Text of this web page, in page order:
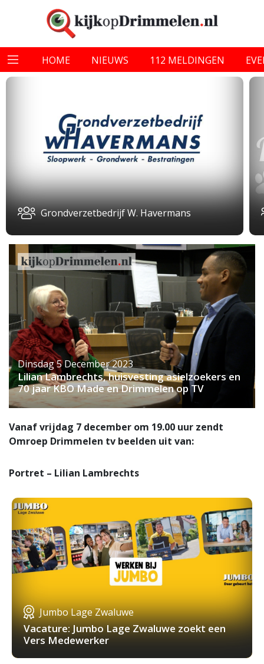
HOME NIEUWS 112 MELDINGEN
Grondverzetbedrijf W. Havermans
Dinsdag 5 December 2023
Lilian Lambrechts, huisvesting asielzoekers en
70 jaar KBO Made en Drimmelen op TV
Vanaf vrijdag 7 december om 19.00 uur zendt
Omroep Drimmelen tv beelden uit van:
Portret – Lilian Lambrechts
Jumbo Lage Zwaluwe
Vacature: Jumbo Lage Zwaluwe zoekt een
Vers Medewerker